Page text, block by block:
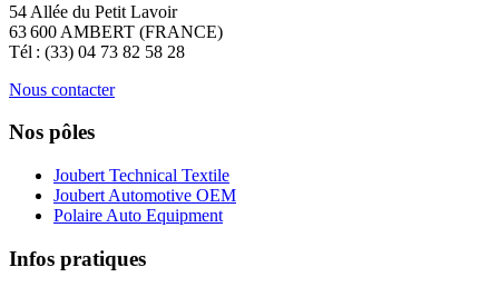
54 Allée du Petit Lavoir
63 600 AMBERT (FRANCE)
Tél : (33) 04 73 82 58 28
Nous contacter
Nos pôles
Joubert Technical Textile
Joubert Automotive OEM
Polaire Auto Equipment
Infos pratiques